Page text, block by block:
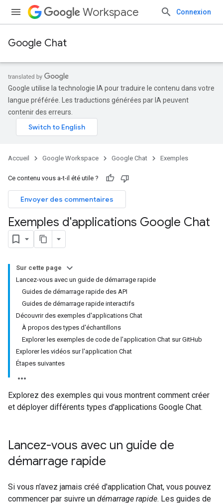
Workspace Connexion
Google Chat
Google utilise la technologie IA pour traduire le contenu dans votre
langue préférée. Les traductions générées par IA peuvent
contenir des erreurs.
Accueil Google Workspace Google Chat Exemples
Ce contenu vous a-t-il été utile ?
Envoyer des commentaires
Exemples d'applications Google Chat
Sur cette page
Lancez-vous avec un guide de démarrage rapide
Guides de démarrage rapide des API
Guides de démarrage rapide interactifs
Découvrir des exemples d'applications Chat
À propos des types d'échantillons
Explorer les exemples de code de l'application Chat sur GitHub
Explorer les vidéos sur l'application Chat
Étapes suivantes
Explorez des exemples qui vous montrent comment créer
et déployer différents types d'applications Google Chat.
Lancez-vous avec un guide de
démarrage rapide
Si vous n'avez jamais créé d'application Chat, vous pouvez
commencer par suivre un démarrage rapide. Les guides de